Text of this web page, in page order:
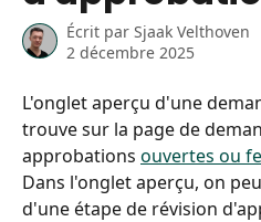
Écrit par Sjaak Velthoven
2 décembre 2025
L'onglet aperçu d'une
trouve sur la page de
approbations ouvertes ou
Dans l'onglet aperçu, on
d'une étape de révision